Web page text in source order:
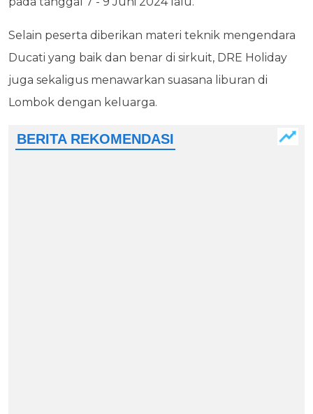
Selain peserta diberikan materi teknik mengendara
Ducati yang baik dan benar di sirkuit, DRE Holiday
juga sekaligus menawarkan suasana liburan di
Lombok dengan keluarga.